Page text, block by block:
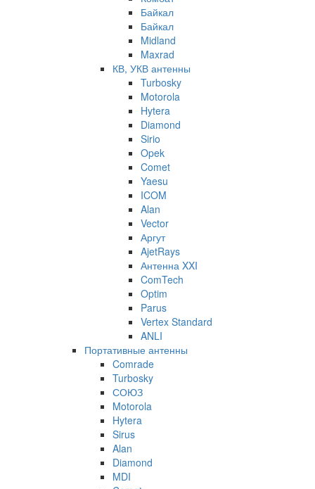
Байкал
Байкал
Midland
Maxrad
КВ, УКВ антенны
Turbosky
Motorola
Hytera
Diamond
Sirio
Opek
Comet
Yaesu
ICOM
Alan
Vector
Аргут
AjetRays
Антенна XXI
ComTech
Optim
Parus
Vertex Standard
ANLI
Портативные антенны
Comrade
Turbosky
СОЮЗ
Motorola
Hytera
Sirus
Alan
Diamond
MDI